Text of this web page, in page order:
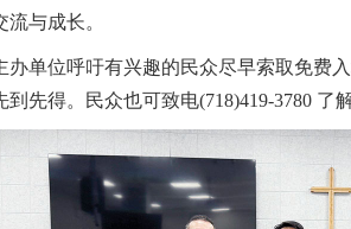
与成长。
办单位呼吁有兴趣的民众尽早索取免费
先得。民众也可致电(718)419-3780 了